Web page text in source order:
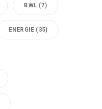
BWL (7)
ENERGIE (35)